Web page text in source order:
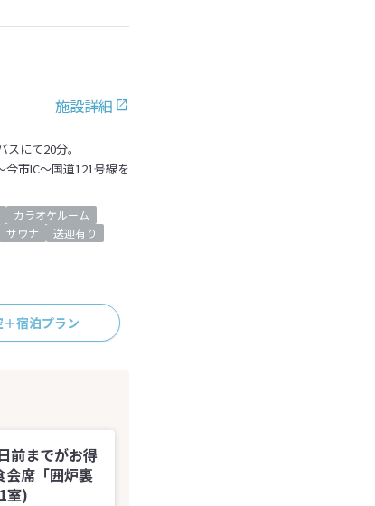
施設詳細
にて20分。
市IC～国道121号線を
カラオケルーム
サウナ 送迎有り
＋宿泊プラン
前までがお得
席「囲炉裏
室)